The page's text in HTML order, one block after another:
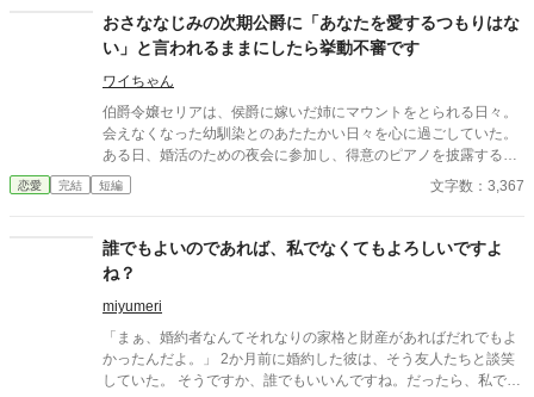
おさななじみの次期公爵に「あなたを愛するつもりはな
い」と言われるままにしたら挙動不審です
ワイちゃん
伯爵令嬢セリアは、侯爵に嫁いだ姉にマウントをとられる日々。
会えなくなった幼馴染とのあたたかい日々を心に過ごしていた。
ある日、婚活のための夜会に参加し、得意のピアノを披露する
と、幼馴染と再会し、次の日には公爵の幼馴染に求婚されること
に。しかし、幼馴染には「あなたを愛するつもりはない」と言わ
り……？
恋愛 完結 短編 文字数：3,367
誰でもよいのであれば、私でなくてもよろしいですよ
ね？
miyumeri
「まぁ、婚約者なんてそれなりの家格と財産があればだれでもよ
かったんだよ。」 2か月前に婚約した彼は、そう友人たちと談笑
していた。 そうですか、誰でもいいんですね。だったら、私でな